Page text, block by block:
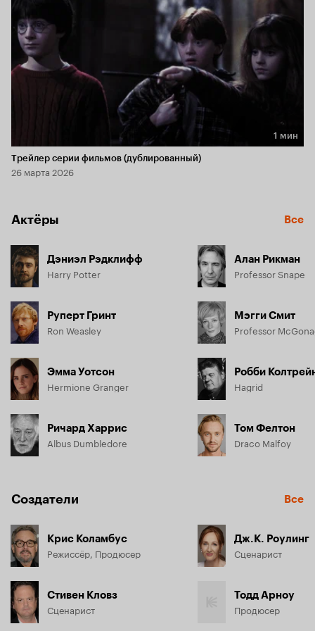
Длительность 1 мин
1 мин
Трейлер серии фильмов (дублированный)
26 марта 2026
Актёры Все
Дэниэл Рэдклифф
Harry Potter
Руперт Гринт
Ron Weasley
Эмма Уотсон
Hermione Granger
Ричард Харрис
Albus Dumbledore
Алан Рикман
Professor Snape
Мэгги Смит
Professor
Робби
Hagrid
Том Фелтон
Draco Malfoy
Создатели Все
Крис Коламбус
Режиссёр, Продюсер
Стивен Кловз
Сценарист
Дж.К. Роулинг
Сценарист
Тодд Арноу
Продюсер